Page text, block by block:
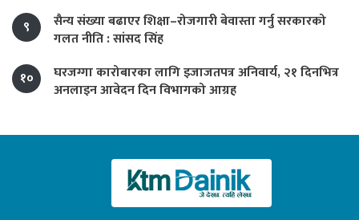
९
सैन्य संख्या बढाएर शिक्षा–रोजगारी बेवास्ता गर्नु सरकारको
गलत नीति : सांसद सिंह
१०
घरजग्गा कारोबारका लागि इजाजतपत्र अनिवार्य, २१ दिनभित्र
अनलाइन आवेदन दिन विभागको आग्रह